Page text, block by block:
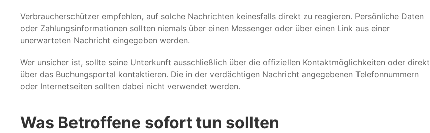
Verbraucherschützer empfehlen, auf solche Nachrichten keinesfalls direkt zu reagieren. Persönliche Daten
oder Zahlungsinformationen sollten niemals über einen Messenger oder über einen Link aus einer
unerwarteten Nachricht eingegeben werden.
Wer unsicher ist, sollte seine Unterkunft ausschließlich über die offiziellen Kontaktmöglichkeiten oder direkt
über das Buchungsportal kontaktieren. Die in der verdächtigen Nachricht angegebenen Telefonnummern
oder Internetseiten sollten dabei nicht verwendet werden.
Was Betroffene sofort tun sollten